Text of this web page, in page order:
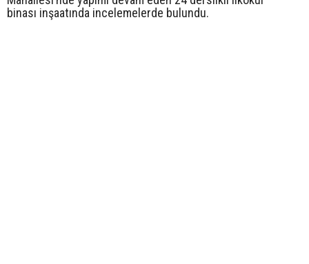
binası inşaatında incelemelerde bulundu.